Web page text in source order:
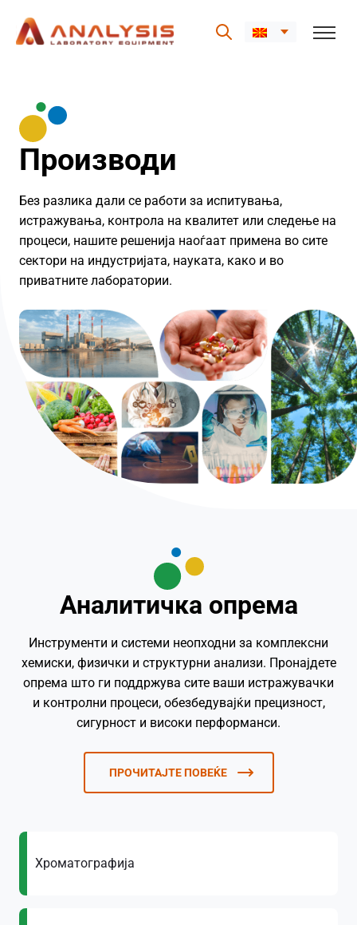
content
Производи
Без разлика дали се работи за испитувања,
истражувања, контрола на квалитет или следење на
процеси, нашите решенија наоѓаат примена во сите
сектори на индустријата, науката, како и во
приватните лаборатории.
Аналитичка опрема
Инструменти и системи неопходни за комплексни
хемиски, физички и структурни анализи. Пронајдете
опрема што ги поддржува сите ваши истражувачки
и контролни процеси, обезбедувајќи прецизност,
сигурност и високи перформанси.
ПРОЧИТАЈТЕ ПОВЕЌЕ
Хроматографија